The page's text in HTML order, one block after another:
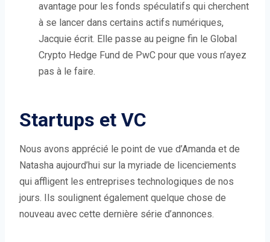
avantage pour les fonds spéculatifs qui cherchent
à se lancer dans certains actifs numériques,
Jacquie écrit. Elle passe au peigne fin le Global
Crypto Hedge Fund de PwC pour que vous n’ayez
pas à le faire.
Startups et VC
Nous avons apprécié le point de vue d’Amanda et de
Natasha aujourd’hui sur la myriade de licenciements
qui affligent les entreprises technologiques de nos
jours. Ils soulignent également quelque chose de
nouveau avec cette dernière série d’annonces.